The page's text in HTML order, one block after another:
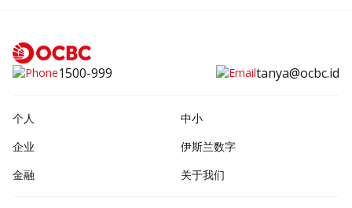
1500-999 tanya@ocbc.id
个人
中小
企业
伊斯兰数字
金融
关于我们